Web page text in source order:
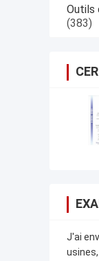
Outils
(383)
J'ai